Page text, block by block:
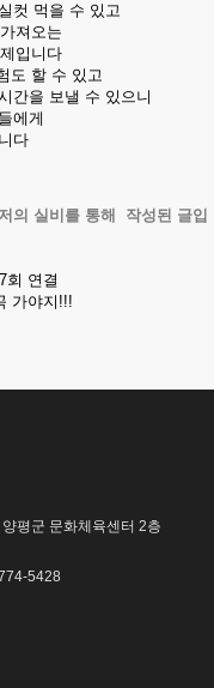
컷 먹을 수 있고
져오는
입니다
도 할 수 있고
간을 보낼 수 있으니
에게
다
의 실비를 통해 작성된 글입
회 연결
가야지!!!
평군 문화체육센터 2층
5428